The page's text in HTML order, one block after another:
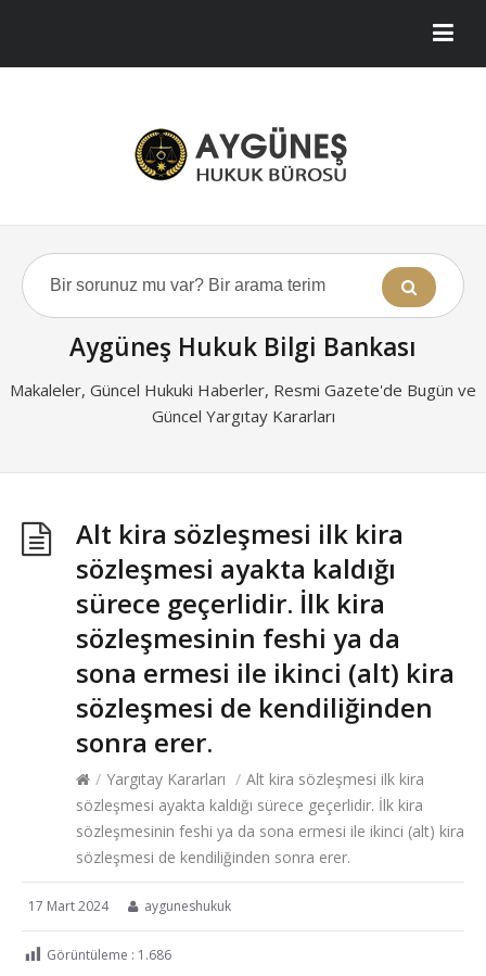
Aygüneş Hukuk Bilgi Bankası
Makaleler, Güncel Hukuki Haberler, Resmi Gazete'de Bugün ve
Güncel Yargıtay Kararları
Alt kira sözleşmesi ilk kira
sözleşmesi ayakta kaldığı
sürece geçerlidir. İlk kira
sözleşmesinin feshi ya da
sona ermesi ile ikinci (alt) kira
sözleşmesi de kendiliğinden
sonra erer.
/ Yargıtay Kararları / Alt kira sözleşmesi ilk kira
sözleşmesi ayakta kaldığı sürece geçerlidir. İlk kira
sözleşmesinin feshi ya da sona ermesi ile ikinci (alt) kira
sözleşmesi de kendiliğinden sonra erer.
17 Mart 2024 ayguneshukuk
Görüntüleme : 1.686